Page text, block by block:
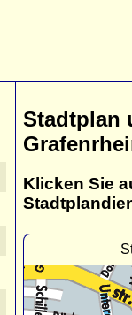
Stadtplan
Klicken Sie